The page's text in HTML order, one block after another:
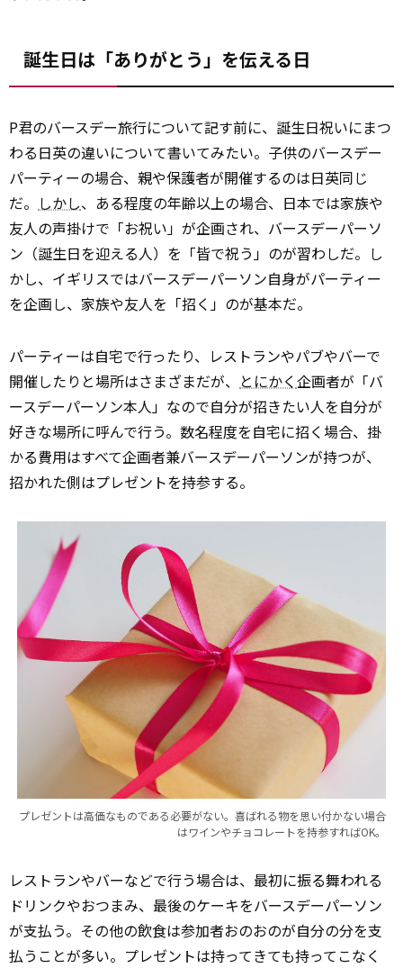
誕生日は「ありがとう」を伝える日
P君のバースデー旅行について記す前に、誕生日祝いにまつ
わる日英の違いについて書いてみたい。子供のバースデー
パーティーの場合、親や保護者が開催するのは日英同じ
だ。 しかし、ある程度の年齢以上の場合、日本では家族や
友人の声掛けで「お祝い」が企画され、バースデーパーソ
ン（誕生日を迎える人）を「皆で祝う」のが習わしだ。し
かし、イギリスではバースデーパーソン自身がパーティー
を企画し、家族や友人を「招く」のが基本だ。
パーティーは自宅で行ったり、レストランやパブやバーで
開催したりと場所はさまざまだが、 とにかく企画者が「バ
ースデーパーソン本人」なので自分が招きたい人を自分が
好きな場所に呼んで行う。数名程度を自宅に招く場合、掛
かる費用はすべて企画者兼バースデーパーソンが持つが、
招かれた側はプレゼントを持参する。
プレゼントは高価なものである必要がない。喜ばれる物を思い付かない場合
はワインやチョコレートを持参すればOK。
レストランやバーなどで行う場合は、最初に振る舞われる
ドリンクやおつまみ、最後のケーキをバースデーパーソン
が支払う。その他の飲食は参加者おのおのが自分の分を支
払うことが多い。プレゼントは持ってきても持ってこなく